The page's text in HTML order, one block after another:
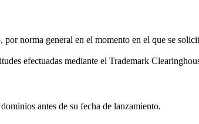
norma general en el momento en el que se
efectuadas mediante el Trademark
antes de su fecha de lanzamiento.